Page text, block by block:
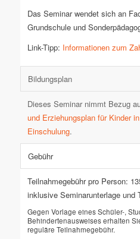
Das Seminar wendet sich an
Grundschule und
Link-Tipp: Informationen zum
Bildungsplan
Dieses Seminar nimmt Bezug
und Erziehungsplan für Kinder
Einschulung.
Gebühr
Teilnahmegebühr pro Person:
inklusive Seminarunterlage und
Gegen Vorlage eines Schüler-,
Behindertenausweises erhalten
reguläre Teilnahmegebühr.